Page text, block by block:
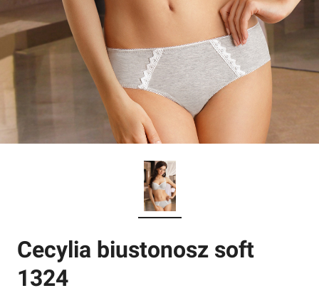
Cecylia biustonosz soft
1324